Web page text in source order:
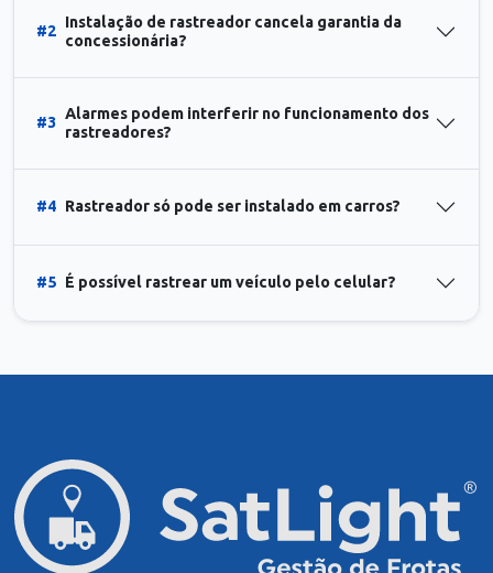
#2
Instalação de rastreador cancela garantia da
concessionária?
#3
Alarmes podem interferir no funcionamento dos
rastreadores?
#4 Rastreador só pode ser instalado em carros?
#5 É possível rastrear um veículo pelo celular?